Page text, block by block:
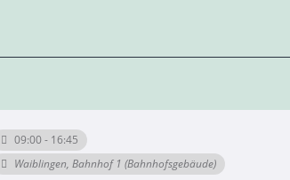
09:00 - 16:45
Waiblingen, Bahnhof 1 (Bahnhofsgebäude)